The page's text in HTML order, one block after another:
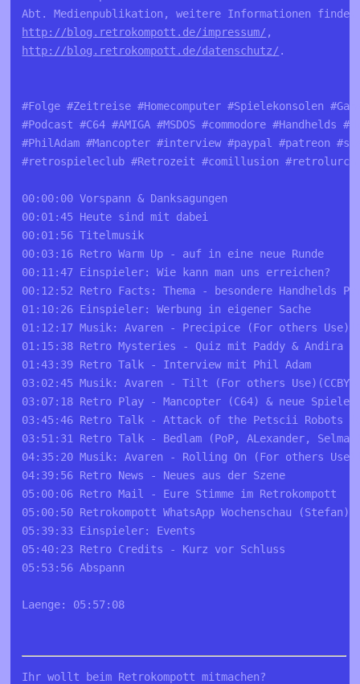
Abt. Medienpublikation, weitere Informationen
http://blog.retrokompott.de/impressum/ ,
http://blog.retrokompott.de/datenschutz/ .
#Folge #Zeitreise #Homecomputer #Spielekonsolen
#Podcast #C64 #AMIGA #MSDOS #commodore
#PhilAdam #Mancopter #interview #paypal #patreon
#retrospieleclub #Retrozeit #comillusion #retrolurch
00:00:00 Vorspann & Danksagungen
00:01:45 Heute sind mit dabei
00:01:56 Titelmusik
00:03:16 Retro Warm Up - auf in eine neue Runde
00:11:47 Einspieler: Wie kann man uns erreichen?
00:12:52 Retro Facts: Thema - besondere Handhelds
01:10:26 Einspieler: Werbung in eigener Sache
01:12:17 Musik: Avaren - Precipice (For others
01:15:38 Retro Mysteries - Quiz mit Paddy & Andira
01:43:39 Retro Talk - Interview mit Phil Adam
03:02:45 Musik: Avaren - Tilt (For others
03:07:18 Retro Play - Mancopter (C64) & neue Spiele
03:45:46 Retro Talk - Attack of the Petscii Robots
03:51:31 Retro Talk - Bedlam (PoP, ALexander,
04:35:20 Musik: Avaren - Rolling On (For others
04:39:56 Retro News - Neues aus der Szene
05:00:06 Retro Mail - Eure Stimme im Retrokompott
05:00:50 Retrokompott WhatsApp Wochenschau (Stefan)
05:39:33 Einspieler: Events
05:40:23 Retro Credits - Kurz vor Schluss
05:53:56 Abspann
Laenge: 05:57:08
Ihr wollt beim Retrokompott mitmachen?